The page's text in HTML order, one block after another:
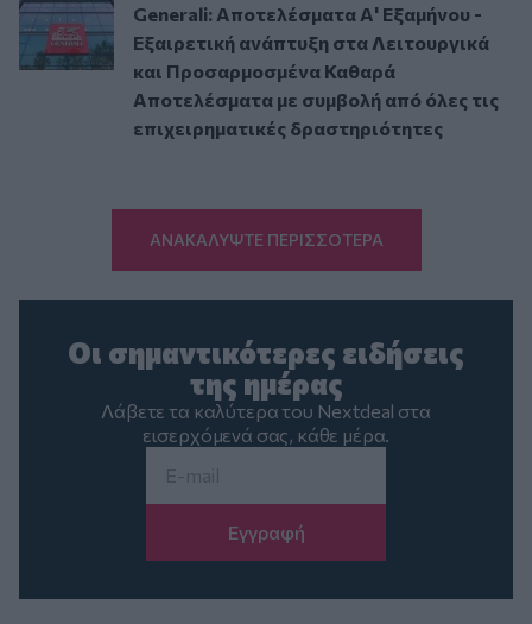
Generali: Αποτελέσματα Α' Εξαμήνου -
Εξαιρετική ανάπτυξη στα Λειτουργικά
και Προσαρμοσμένα Καθαρά
Αποτελέσματα με συμβολή από όλες τις
επιχειρηματικές δραστηριότητες
ΑΝΑΚΑΛΥΨΤΕ ΠΕΡΙΣΣΟΤΕΡΑ
Οι σημαντικότερες ειδήσεις
της ημέρας
Λάβετε τα καλύτερα του Nextdeal στα
εισερχόμενά σας, κάθε μέρα.